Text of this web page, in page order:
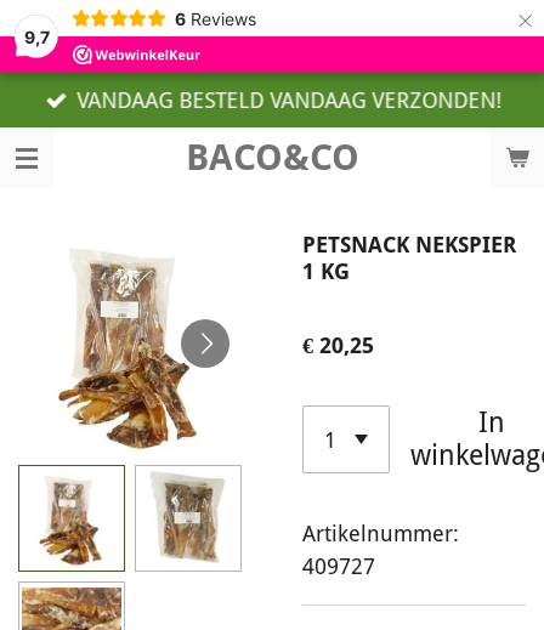
9,7
6 Reviews ×
BACO&CO
VANDAAG BESTELD VANDAAG VERZONDEN!
PETSNACK NEKSPIER
1 KG
€ 20,25
In
Artikelnummer:
409727